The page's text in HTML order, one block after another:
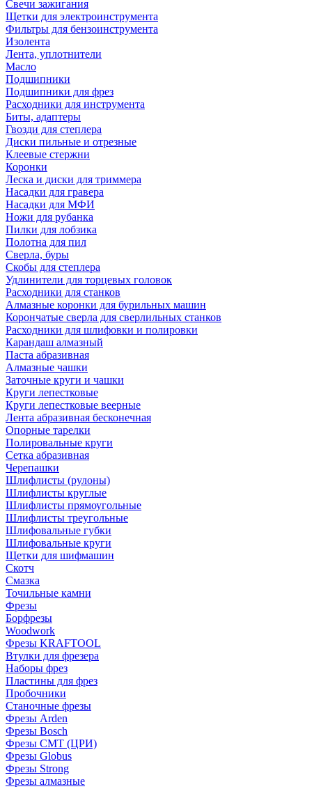
Свечи зажигания
Щетки для электроинструмента
Фильтры для бензоинструмента
Изолента
Лента, уплотнители
Масло
Подшипники
Подшипники для фрез
Расходники для инструмента
Биты, адаптеры
Гвозди для степлера
Диски пильные и отрезные
Клеевые стержни
Коронки
Леска и диски для триммера
Насадки для гравера
Насадки для МФИ
Ножи для рубанка
Пилки для лобзика
Полотна для пил
Сверла, буры
Скобы для степлера
Удлинители для торцевых головок
Расходники для станков
Алмазные коронки для бурильных машин
Корончатые сверла для сверлильных станков
Расходники для шлифовки и полировки
Карандаш алмазный
Паста абразивная
Алмазные чашки
Заточные круги и чашки
Круги лепестковые
Круги лепестковые веерные
Лента абразивная бесконечная
Опорные тарелки
Полировальные круги
Сетка абразивная
Черепашки
Шлифлисты (рулоны)
Шлифлисты круглые
Шлифлисты прямоугольные
Шлифлисты треугольные
Шлифовальные губки
Шлифовальные круги
Щетки для шифмашин
Скотч
Смазка
Точильные камни
Фрезы
Борфрезы
Woodwork
Фрезы KRAFTOOL
Втулки для фрезера
Наборы фрез
Пластины для фрез
Пробочники
Станочные фрезы
Фрезы Arden
Фрезы Bosch
Фрезы CMT (ЦРИ)
Фрезы Globus
Фрезы Strong
Фрезы алмазные